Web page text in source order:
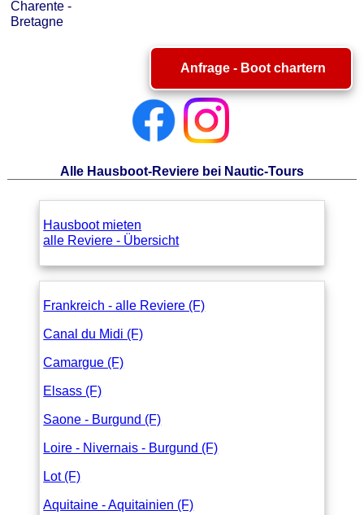
Charente -
Bretagne
Anfrage - Boot chartern
Alle Hausboot-Reviere bei Nautic-Tours
Hausboot mieten
alle Reviere - Übersicht
Frankreich - alle Reviere (F)
Canal du Midi (F)
Camargue (F)
Elsass (F)
Saone - Burgund (F)
Loire - Nivernais - Burgund (F)
Lot (F)
Aquitaine - Aquitainien (F)